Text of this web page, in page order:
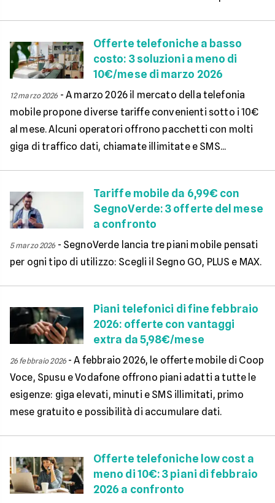
Offerte telefoniche a basso
costo: 3 soluzioni a meno di
10€/mese di marzo 2026
12 marzo 2026 -A marzo 2026 il mercato della telefonia
mobile propone diverse tariffe convenienti sotto i 10€
al mese. Alcuni operatori offrono pacchetti con molti
giga di traffico dati, chiamate illimitate e SMS...
Tariffe mobile da 6,99€ con
SegnoVerde: 3 offerte del mese
a confronto
5 marzo 2026 - SegnoVerde lancia tre piani mobile pensati
per ogni tipo di utilizzo: Scegli il Segno GO, PLUS e MAX.
Piani telefonici di fine febbraio
2026: offerte con vantaggi
extra da 5,98€/mese
26 febbraio 2026-A febbraio 2026, le offerte mobile di Coop
Voce, Spusu e Vodafone offrono piani adatti a tutte le
esigenze: giga elevati, minuti e SMS illimitati, primo
mese gratuito e possibilità di accumulare dati.
Offerte telefoniche low cost a
meno di 10€: 3 piani di febbraio
2026 a confronto